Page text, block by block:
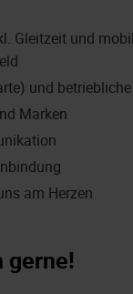
Gleitzeit und
und
Marken
am Herzen
gerne!